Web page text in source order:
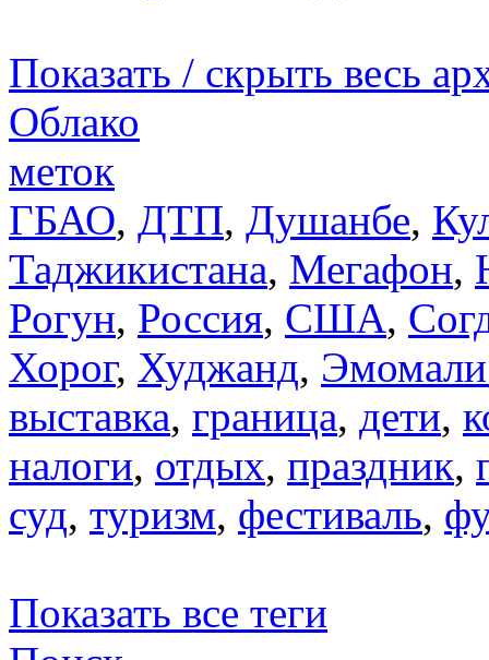
Показать / скрыть весь
Облако
меток
ГБАО, ДТП, Душанбе,
Таджикистана, Мегафон,
Рогун, Россия, США,
Хорог, Худжанд,
выставка, граница, дети,
налоги, отдых, праздник,
суд, туризм, фестиваль,
Показать все теги